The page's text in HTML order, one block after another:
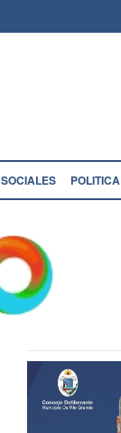
SOCIALES POLITICA